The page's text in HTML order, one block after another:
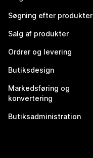
Søgning efter produkter
Salg af produkter
Ordrer og levering
Butiksdesign
Markedsføring og
konvertering
Butiksadministration